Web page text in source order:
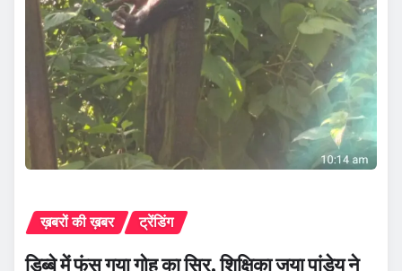
ख़बरों की ख़बर ट्रेंडिंग
डिब्बे में फंस गया गोह का सिर, शिक्षिका जया पांडेय ने